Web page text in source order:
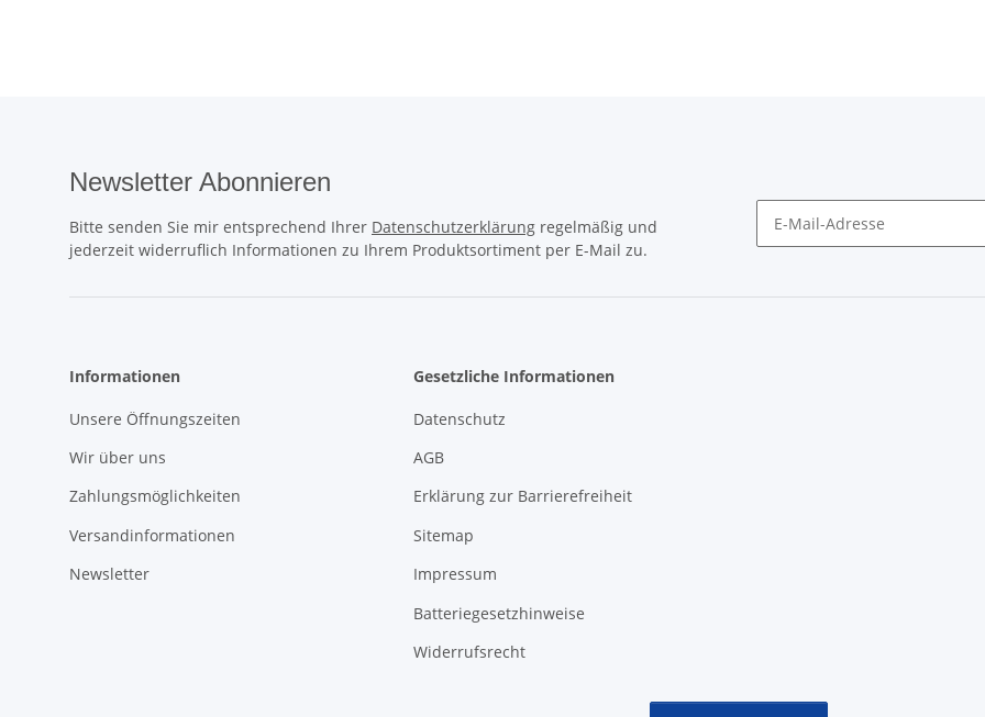
Newsletter Abonnieren
Bitte senden Sie mir entsprechend Ihrer Datenschutzerklärung regelmäßig und
jederzeit widerruflich Informationen zu Ihrem Produktsortiment per E-Mail zu.
Informationen
Unsere Öffnungszeiten
Wir über uns
Zahlungsmöglichkeiten
Versandinformationen
Newsletter
Gesetzliche Informationen
Datenschutz
AGB
Erklärung zur Barrierefreiheit
Sitemap
Impressum
Batteriegesetzhinweise
Widerrufsrecht